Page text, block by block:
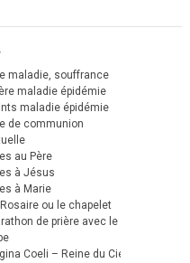
maladie, souffrance
maladie épidémie
maladie épidémie
de communion
au Père
à Jésus
à Marie
Rosaire ou le chapelet
de prière avec le
Coeli – Reine du Ciel